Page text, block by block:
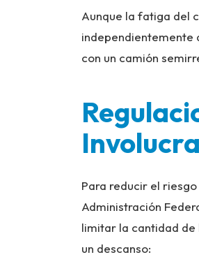
Aunque la fatiga del
independientemente
con un camión
Para reducir el riesgo
Administración
limitar la cantidad
un descanso: